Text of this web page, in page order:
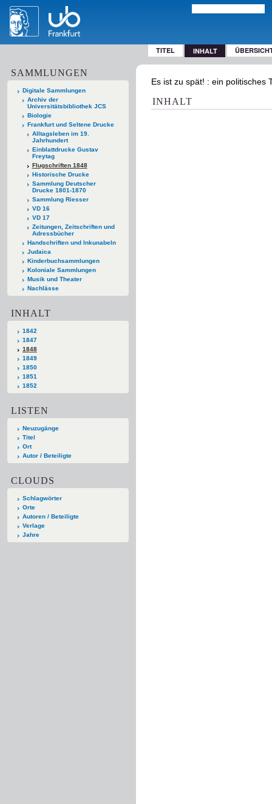
TITEL INHALT
SAMMLUNGEN
Digitale Sammlungen
Archiv der
Universitätsbibliothek JCS
Biologie
Frankfurt und Seltene Drucke
Alltagsleben im 19.
Jahrhundert
Einblattdrucke Gustav
Freytag
Flugschriften 1848
Historische Drucke
Sammlung Deutscher
Drucke 1801-1870
Sammlung Riesser
VD 16
VD 17
Zeitungen, Zeitschriften und
Adressbücher
Handschriften und Inkunabeln
Judaica
Kinderbuchsammlungen
Koloniale Sammlungen
Musik und Theater
Nachlässe
INHALT
1842
1847
1848
1849
1850
1851
1852
LISTEN
Neuzugänge
Titel
Ort
Autor / Beteiligte
CLOUDS
Schlagwörter
Orte
Autoren / Beteiligte
Verlage
Jahre
Es ist zu spät! : ein politisches
INHALT